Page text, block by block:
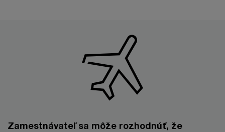
Zamestnávateľ sa môže rozhodnúť, že